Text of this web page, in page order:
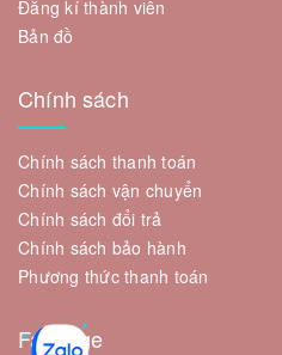
Đăng kí thành viên
Bản đồ
Chính sách
Chính sách thanh toán
Chính sách vận chuyển
Chính sách đổi trả
Chính sách bảo hành
Phương thức thanh toán
Fanpage